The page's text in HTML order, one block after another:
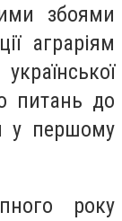
збоями
аграріям
питань до
у першому
року